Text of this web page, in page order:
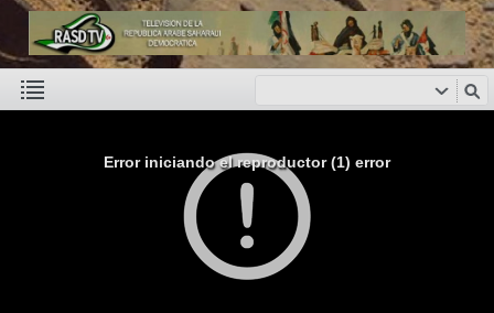
Error iniciando el reproductor (1) error